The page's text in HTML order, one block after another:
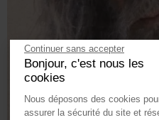
Continuer sans accepter
Bonjour, c'est nous les
cookies
Nous déposons des cookies
assurer la sécurité du site et